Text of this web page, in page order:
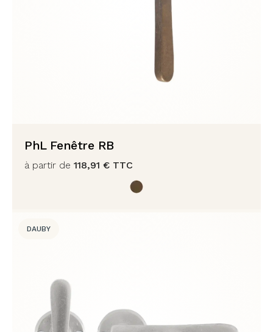
PhL Fenêtre RB
à partir de 118,91 € TTC
DAUBY